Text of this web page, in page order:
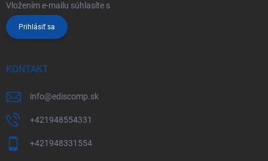
Vložením e-mailu súhlasíte s
Prihlásiť sa
KONTAKT
info@ediscomp.sk
+421948554331
+421948331554